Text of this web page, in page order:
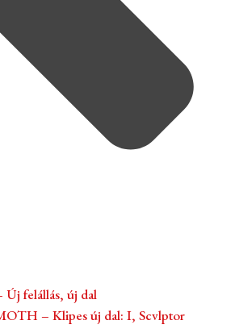
Új felállás, új dal
– Klipes új dal: I, Scvlptor